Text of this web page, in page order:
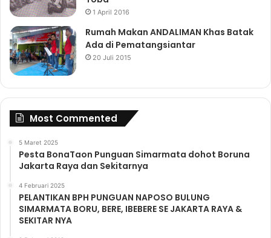
1 April 2016
Rumah Makan ANDALIMAN Khas Batak
Ada di Pematangsiantar
20 Juli 2015
Most Commented
5 Maret 2025
Pesta BonaTaon Punguan Simarmata dohot Boruna
Jakarta Raya dan Sekitarnya
4 Februari 2025
PELANTIKAN BPH PUNGUAN NAPOSO BULUNG
SIMARMATA BORU, BERE, IBEBERE SE JAKARTA RAYA &
SEKITAR NYA